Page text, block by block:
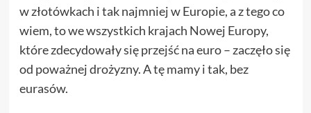
w złotówkach i tak najmniej w Europie, a z tego co
wiem, to we wszystkich krajach Nowej Europy,
które zdecydowały się przejść na euro – zaczęło się
od poważnej drożyzny. A tę mamy i tak, bez
eurasów.